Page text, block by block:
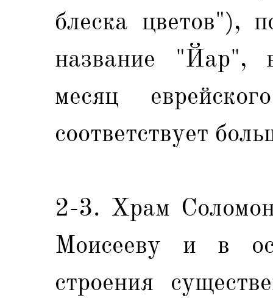
блеска цветов"),
название "Йар",
месяц
соответствует
2-3. Xрам
Моисееву и в
строения